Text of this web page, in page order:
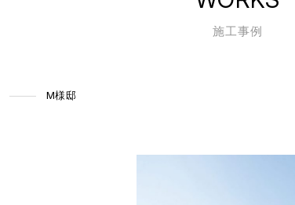
施工事例
M様邸